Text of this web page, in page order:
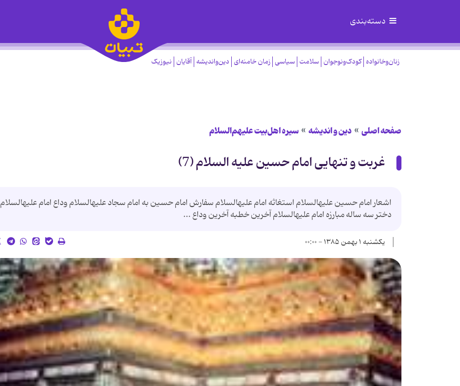
دسته‌بندی
زنان‌وخانواده کودک‌ونوجوان سلامت سیاسی زمان خامنه‌ای دین‌واندیشه آقایان نیوزیک
صفحه اصلی دین و اندیشه سیره اهل‌بیت علیهم‌السلام
غربت و تنهایی امام حسین علیه السلام (7)
اشعار امام حسین علیه‏السلام استغاثه امام علیه‏السلام سفارش امام حسین به امام سجاد علیه‏السلام وداع امام علیه‏السلام
دختر سه ساله مبارزه امام علیه‏السلام آخرین خطبه آخرین وداع ...
یکشنبه ۱ بهمن ۱۳۸۵ - ۰۰:۰۰